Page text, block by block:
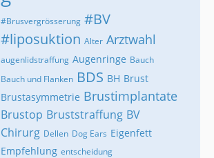
#Brusvergrösserung #BV
#liposuktion Alter Arztwahl
augenlidstraffung Augenringe Bauch
Bauch und Flanken BDS BH Brust
Brustasymmetrie Brustimplantate
Brustop Bruststraffung BV
Chirurg Dellen Dog Ears Eigenfett
Empfehlung entscheidung